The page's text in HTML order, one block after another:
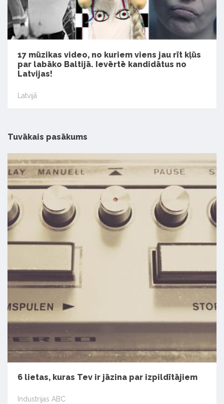
17 mūzikas video, no kuriem viens jau rīt kļūs
par labāko Baltijā. Ievērtē kandidātus no
Latvijas!
Latvijā
Tuvākais pasākums
6 lietas, kuras Tev ir jāzina par izpildītājiem
Industrijas ABC